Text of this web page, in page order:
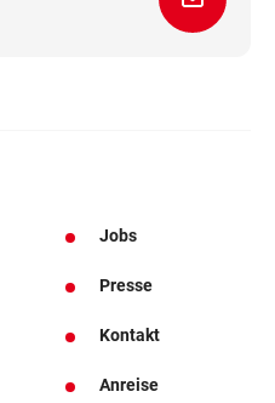
Jobs
Presse
Kontakt
Anreise